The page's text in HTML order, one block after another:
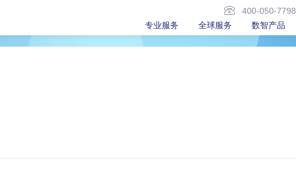
400-050-7798
专业服务
全球服务 数智产品